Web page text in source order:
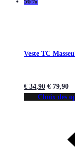
Veste TC
€ 34,90 €79,90
Choix des